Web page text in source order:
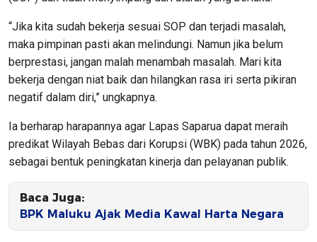
“Jika kita sudah bekerja sesuai SOP dan terjadi masalah,
maka pimpinan pasti akan melindungi. Namun jika belum
berprestasi, jangan malah menambah masalah. Mari kita
bekerja dengan niat baik dan hilangkan rasa iri serta pikiran
negatif dalam diri,” ungkapnya.
Ia berharap harapannya agar Lapas Saparua dapat meraih
predikat Wilayah Bebas dari Korupsi (WBK) pada tahun 2026,
sebagai bentuk peningkatan kinerja dan pelayanan publik.
Baca Juga:
BPK Maluku Ajak Media Kawal Harta Negara